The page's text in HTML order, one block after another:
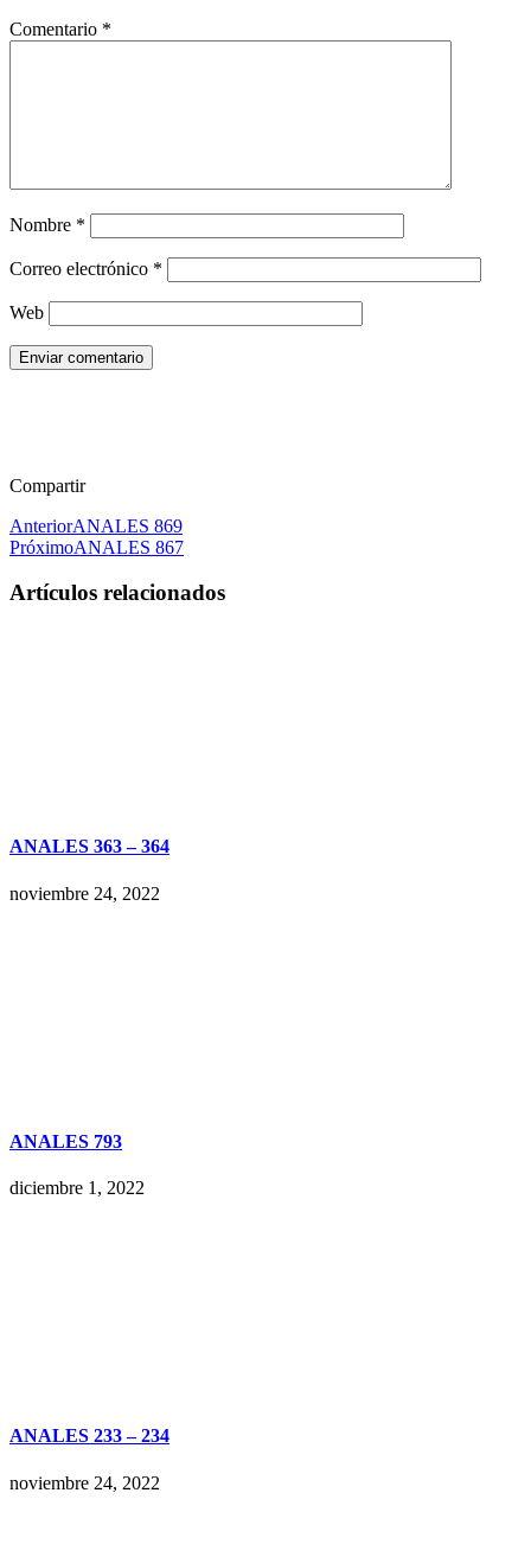
Comentario *
Nombre *
Correo electrónico *
Web
Enviar comentario
Compartir
AnteriorANALES 869
PróximoANALES 867
Artículos relacionados
ANALES 363 – 364
noviembre 24, 2022
ANALES 793
diciembre 1, 2022
ANALES 233 – 234
noviembre 24, 2022